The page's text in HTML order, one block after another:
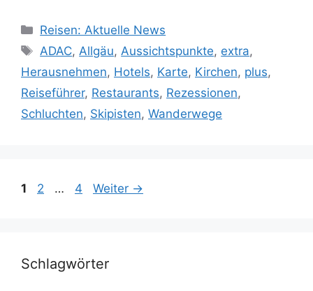
Kategorien
Reisen: Aktuelle News
Schlagwörter
ADAC,Allgäu,Aussichtspunkte, extra,
Herausnehmen, Hotels, Karte, Kirchen, plus,
Reiseführer, Restaurants, Rezessionen,
Schluchten, Skipisten, Wanderwege
Seite
1 Seite
2 … Seite
4 Weiter →
Schlagwörter